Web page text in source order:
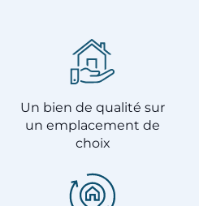
Un bien de qualité sur
un emplacement de
choix